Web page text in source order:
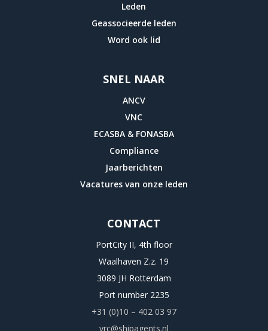
Leden
Geassocieerde leden
Word ook lid
SNEL NAAR
ANCV
VNC
ECASBA & FONASBA
Compliance
Jaarberichten
Vacatures van onze leden
CONTACT
PortCity II, 4th floor
Waalhaven Z.z. 19
3089 JH Rotterdam
Port number 2235
+31 (0)10 – 402 03 97
vrc@shipagents.nl